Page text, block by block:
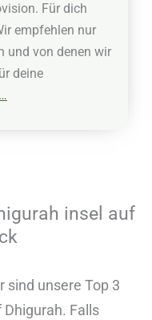
Für dich
empfehlen nur
und von denen wir
deine
insel auf
sind unsere Top 3
Falls